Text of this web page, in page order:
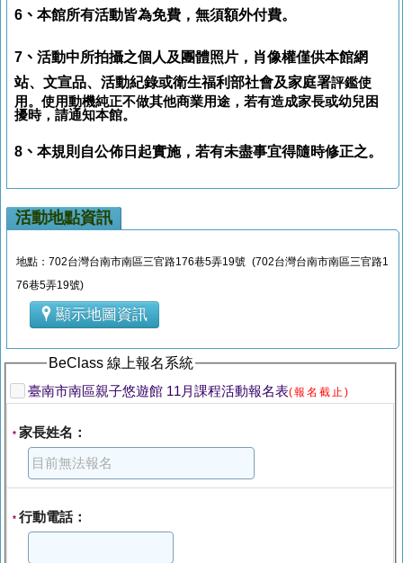
6、 本館所有活動皆為免費，無須額外付費。
7、 活動中所拍攝之個人及團體照片，肖像權僅供本館網
站、文宣品、活動紀錄或衛生福利部社會及家庭署評鑑使
用。使用動機純正不做其他商業用途，若有造成家長或幼兒困
擾時，請通知本館。
8、 本規則自公佈日起實施，若有未盡事宜得隨時修正之。
活動地點資訊
地點：702台灣台南市南區三官路176巷5弄19號 (702台灣台南市南區三官路1
76巷5弄19號)
顯示地圖資訊
BeClass 線上報名系統
臺南市南區親子悠遊館 11月課程活動報名表(報名截止)
* 家長姓名：
* 行動電話：